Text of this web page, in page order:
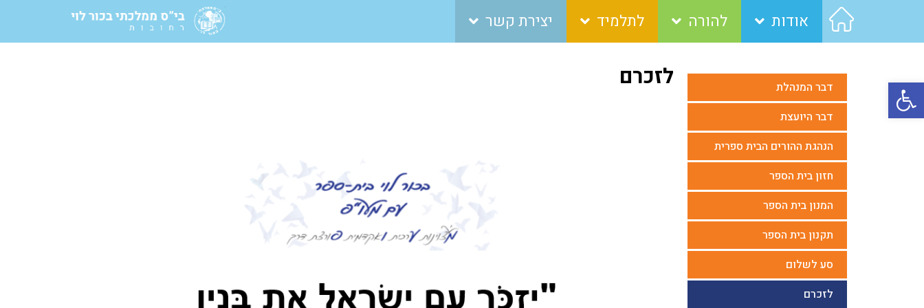
פתח סרגל נגישות
אודות להורה לתלמיד יצירת קשר
דבר המנהלת
דבר היועצת
הנהגת ההורים הבית ספרית
חזון בית הספר
המנון בית הספר
תקנון בית הספר
סע לשלום
לזכרם
לזכרם